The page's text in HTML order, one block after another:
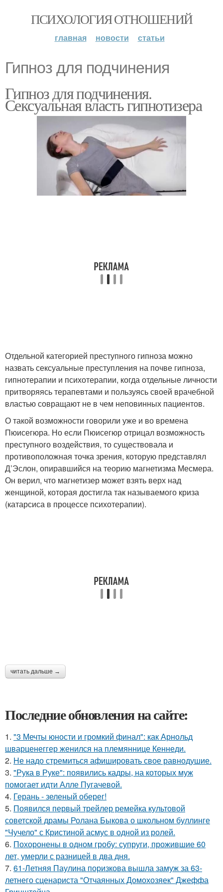
ПСИХОЛОГИЯ ОТНОШЕНИЙ
главная новости статьи
Гипноз для подчинения
Гипноз для подчинения.
Сексуальная власть гипнотизера
Отдельной категорией преступного гипноза можно
назвать сексуальные преступления на почве гипноза,
гипнотерапии и психотерапии, когда отдельные личности
притворяясь терапевтами и пользуясь своей врачебной
властью совращают не в чем неповинных пациентов.
О такой возможности говорили уже и во времена
Пюисегюра. Но если Пюисегюр отрицал возможность
преступного воздействия, то существовала и
противоположная точка зрения, которую представлял
Д’Эслон, опиравшийся на теорию магнетизма Месмера.
Он верил, что магнетизер может взять верх над
женщиной, которая достигла так называемого криза
(катарсиса в процессе психотерапии).
читать дальше →
Последние обновления на сайте:
1. "3 Мечты юности и громкий финал": как Арнольд
шварценеггер женился на племяннице Кеннеди.
2. Hе надо стремиться афишировать свое равнодушие.
3. "Рука в Руке": появились кадры, на которых муж
помогает идти Алле Пугачевой.
4. Герань - зеленый оберег!
5. Появился первый трейлер ремейка культовой
советской драмы Ролана Быкова о школьном буллинге
"Чучело" с Кристиной асмус в одной из ролей.
6. Похоронены в одном гробу: супруги, прожившие 60
лет, умерли с разницей в два дня.
7. 61-Летняя Паулина поризкова вышла замуж за 63-
летнего сценариста "Отчаянных Домохозяек" Джеффа